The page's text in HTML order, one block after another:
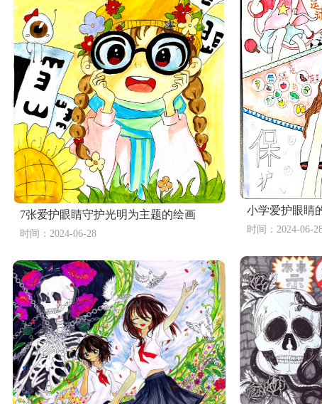
7张爱护眼睛守护光明为主题的绘画
时间：2024-06-28
小学爱护眼睛
时间：2024-06-
7张小学三年级防灾减灾专题绘画作品一等奖
3张幼儿园防溺水儿童画简单漂亮
9张党的光辉照我心 2024建党节儿童画图片
7张漂亮的建团100周年主题画 2张环
5张“建团百年 请党放心强国有我”儿童画
5张《画春天》青少年儿童绘画作品征集活动一等奖
12张青春敬百年主题绘画作品 画禁毒
6张小学生创意禁毒绘画作品